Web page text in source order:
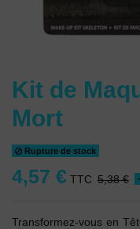
Kit de
Mort
Rupture de stock
4,57 € TTC 5,38 €
Transformez-vous en